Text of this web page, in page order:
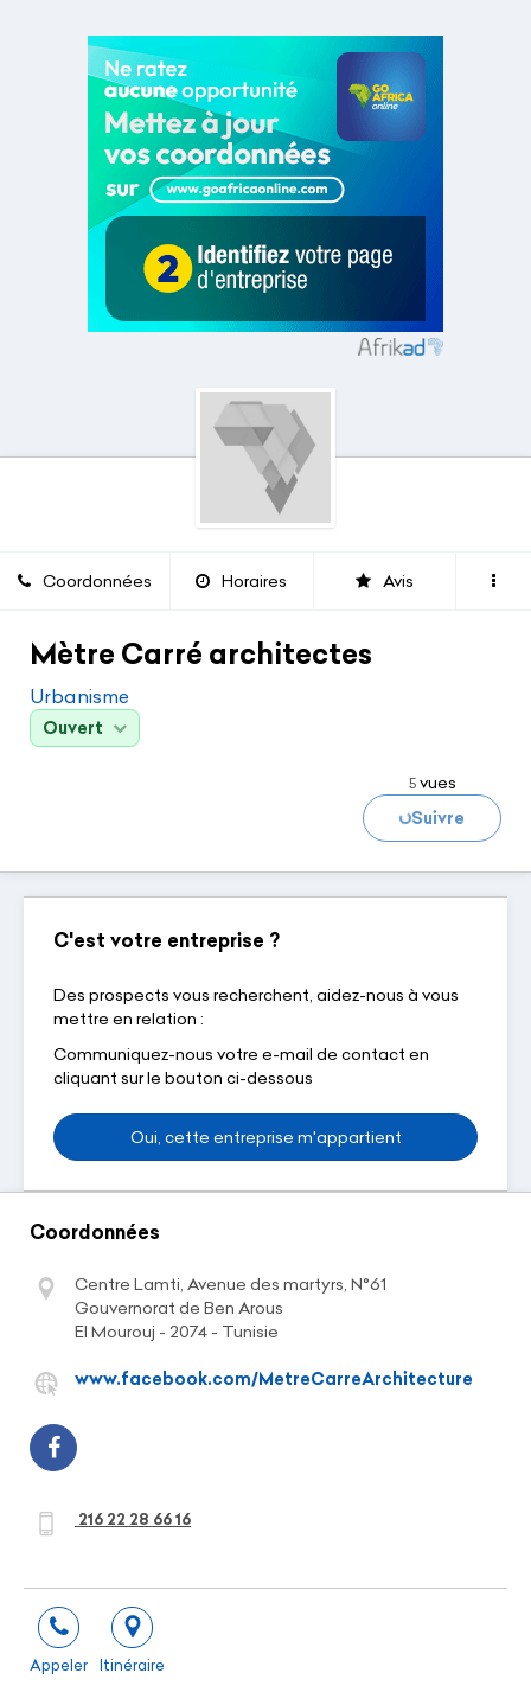
Coordonnées Horaires Avis
Mètre Carré architectes
Urbanisme
Ouvert
5vues
Chargement...
Suivre
C'est votre entreprise ?
Des prospects vous recherchent, aidez-nous à vous
mettre en relation :
Communiquez-nous votre e-mail de contact en
cliquant sur le bouton ci-dessous
Oui, cette entreprise m'appartient
Coordonnées
Centre Lamti, Avenue des martyrs, N°61
Gouvernorat de Ben Arous
El Mourouj - 2074 - Tunisie
www.facebook.com/MetreCarreArchitecture
216 22 28 66 16
Appeler Itinéraire